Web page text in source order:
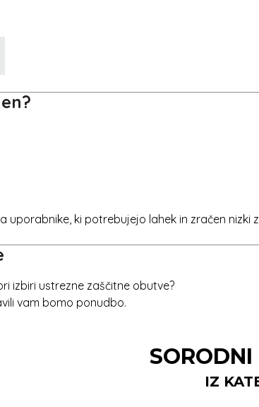
uporabnike, ki potrebujejo lahek in zračen
izbiri ustrezne zaščitne obutve?
vam bomo ponudbo.
IZ